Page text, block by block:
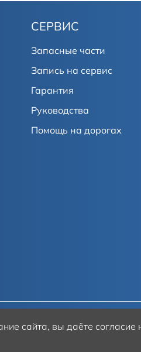
СЕРВИС
Запасные части
Запись на сервис
Гарантия
Руководства
Помощь на дорогах
сайта, вы даёте согласие